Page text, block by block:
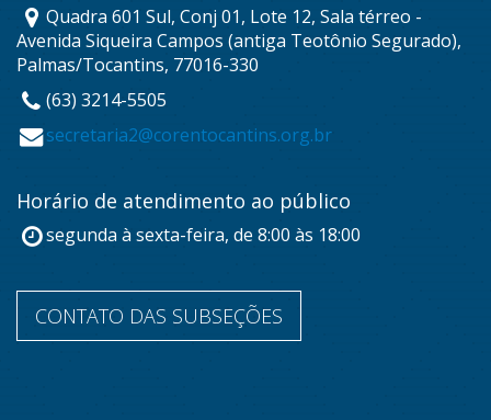
Quadra 601 Sul, Conj 01, Lote 12, Sala térreo -
Avenida Siqueira Campos (antiga Teotônio Segurado),
Palmas/Tocantins, 77016-330
(63) 3214-5505
secretaria2@corentocantins.org.br
Horário de atendimento ao público
segunda à sexta-feira, de 8:00 às 18:00
CONTATO DAS SUBSEÇÕES